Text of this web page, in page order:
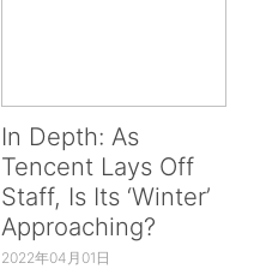
In Depth: As
Tencent Lays Off
Staff, Is Its ‘Winter’
Approaching?
2022年04月01日